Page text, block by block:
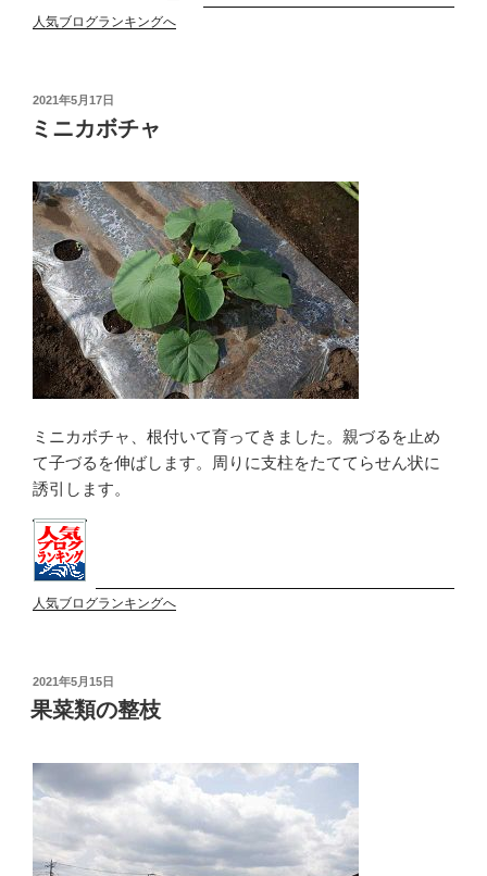
人気ブログランキングへ
投
稿
日:
2021年5月17日
ミニカボチャ
ミニカボチャ、根付いて育ってきました。親づるを止め
て子づるを伸ばします。周りに支柱をたててらせん状に
誘引します。
人気ブログランキングへ
投
稿
日:
2021年5月15日
果菜類の整枝